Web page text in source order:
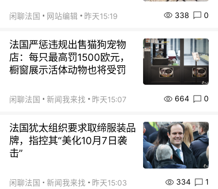
闲聊法国 网站编辑 昨天15:19 338 0
法国严惩违规出售猫狗宠物
店：每只最高罚1500欧元，
橱窗展示活体动物也将受罚
闲聊法国 新闻我来找 昨天15:07 664 0
法国犹太组织要求取缔服装品
牌，指控其“美化10月7日袭
击”
闲聊法国 新闻我来找 昨天15:03 334 1